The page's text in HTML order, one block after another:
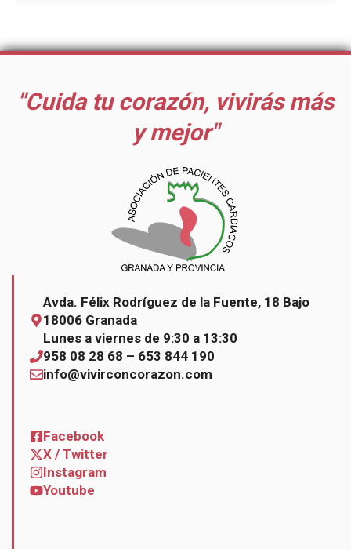
"Cuida tu corazón, vivirás más
y mejor"
Avda. Félix Rodríguez de la Fuente, 18 Bajo
18006 Granada
Lunes a viernes de 9:30 a 13:30
958 08 28 68 – 653 844 190
info@vivirconcorazon.com
Facebook
X / Twitter
Instagram
Youtube